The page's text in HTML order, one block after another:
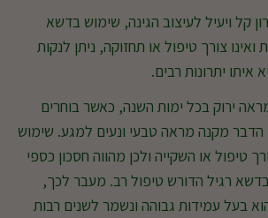
קל ויעיל לעיצוב הגינה, שימוש בדשא
ואינו צורך טיפול או תחזוקה, ניתן לנקות
איתו יתרונות רבים.
ירוק בכל ימות השנה, כאשר בוחרים
הדבר מקנה מראה טבעי ונעים למגע. שימוש
טיפול או השקייה ולכן מהווה חסכון כספי
רגיל הדורש טיפול רב. מעבר לכך,
בעל עמידות גבוהה ונשמר לשנים רבות